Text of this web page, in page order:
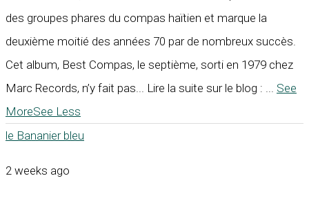
des groupes phares du compas haïtien et marque la
deuxième moitié des années 70 par de nombreux succès.
Cet album, Best Compas, le septième, sorti en 1979 chez
Marc Records, n’y fait pas... Lire la suite sur le blog : ... See
MoreSee Less
le Bananier bleu
2 weeks ago